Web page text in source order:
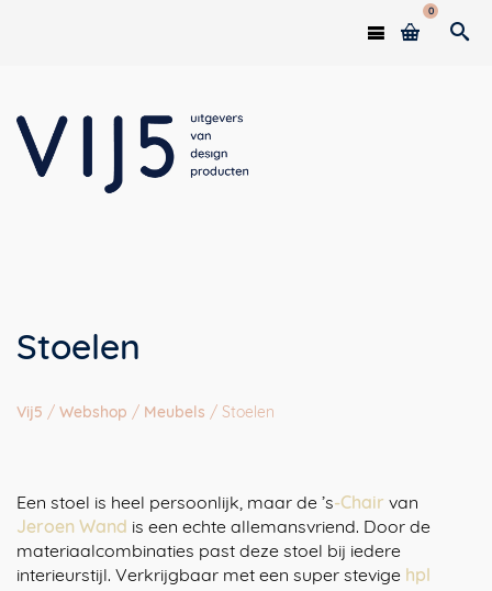
0
Stoelen
Vij5 / Webshop / Meubels / Stoelen
Een stoel is heel persoonlijk, maar de ’s-Chair van
Jeroen Wand is een echte allemansvriend. Door de
materiaalcombinaties past deze stoel bij iedere
interieurstijl. Verkrijgbaar met een super stevige hpl